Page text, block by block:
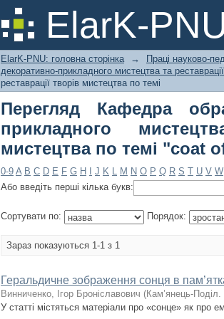
ElarK-
Перегляд Кафедра
реставрації творів
ElarK-PNU: головна сторінка → Праці науково-
декоративно-прикладного мистецтва та
реставрації творів мистецтва по темі
Перегляд Кафедра
прикладного
мистецтва по темі "coat
0-9 A B C D E F G H J K L M N O P Q R S T U V W
Або введіть перші кілька букв:
Сортувати по: Порядок:
Зараз показуються 1-1 з 1
Геральдичне зображення сонця в
Винниченко, Ігор Броніславович (Кам’янець-Поділ.
У статті містяться матеріали про «сонце» як про